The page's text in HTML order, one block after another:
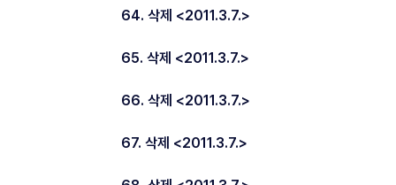
64. 삭제 <2011.3.7.>
65. 삭제 <2011.3.7.>
66. 삭제 <2011.3.7.>
67. 삭제 <2011.3.7.>